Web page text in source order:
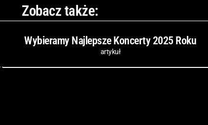
Zobacz także:
Wybieramy Najlepsze Koncerty 2025 Roku
artykuł